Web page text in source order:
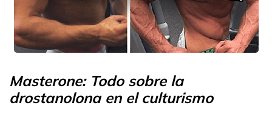
Masterone: Todo sobre la
drostanolona en el culturismo